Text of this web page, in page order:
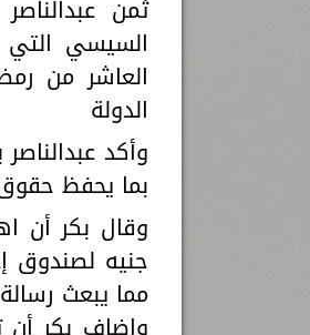
ثمن
السيسي التي
العاشر من
الدولة
وأكد
بما يحفظ
جنيه لصندوق
مما يبعث